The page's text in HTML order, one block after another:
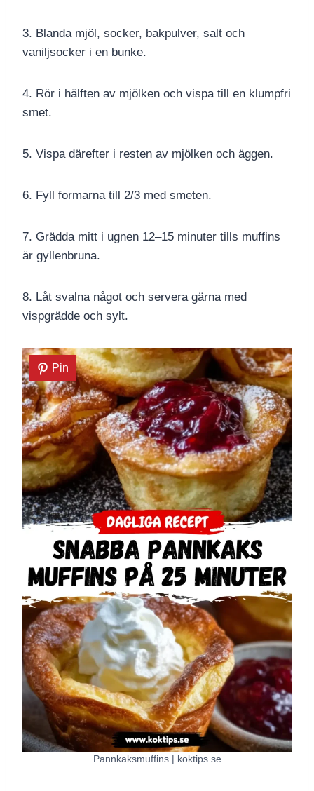
3. Blanda mjöl, socker, bakpulver, salt och
vaniljsocker i en bunke.
4. Rör i hälften av mjölken och vispa till en klumpfri
smet.
5. Vispa därefter i resten av mjölken och äggen.
6. Fyll formarna till 2/3 med smeten.
7. Grädda mitt i ugnen 12–15 minuter tills muffins
är gyllenbruna.
8. Låt svalna något och servera gärna med
vispgrädde och sylt.
Pin
Pannkaksmuffins | koktips.se